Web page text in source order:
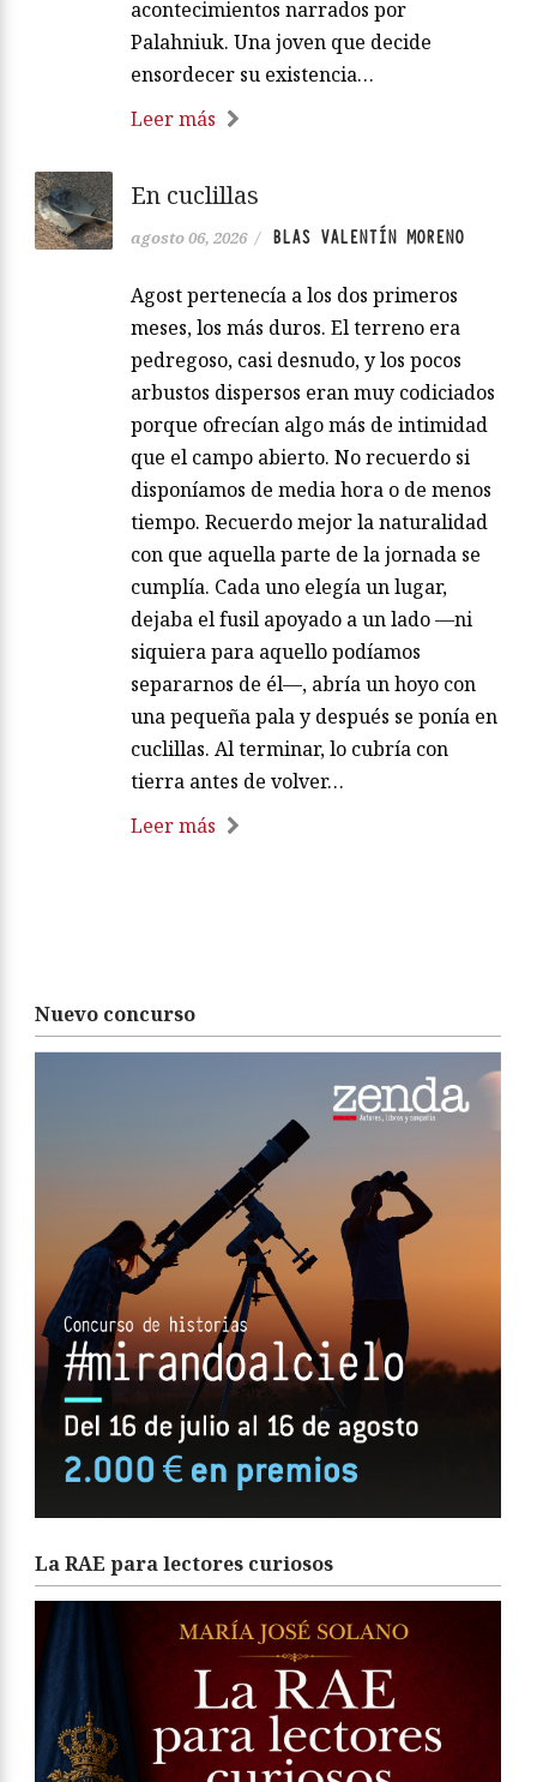
acontecimientos narrados por
Palahniuk. Una joven que decide
ensordecer su existencia…
Leer más
En cuclillas
agosto 06, 2026 / BLAS VALENTÍN MORENO
Agost pertenecía a los dos primeros
meses, los más duros. El terreno era
pedregoso, casi desnudo, y los pocos
arbustos dispersos eran muy codiciados
porque ofrecían algo más de intimidad
que el campo abierto. No recuerdo si
disponíamos de media hora o de menos
tiempo. Recuerdo mejor la naturalidad
con que aquella parte de la jornada se
cumplía. Cada uno elegía un lugar,
dejaba el fusil apoyado a un lado —ni
siquiera para aquello podíamos
separarnos de él—, abría un hoyo con
una pequeña pala y después se ponía en
cuclillas. Al terminar, lo cubría con
tierra antes de volver…
Leer más
Nuevo concurso
La RAE para lectores curiosos